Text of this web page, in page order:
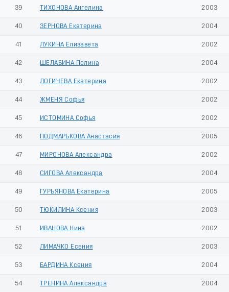
39 ТИХОНОВА Ангелина 2003
40 ЗЕРНОВА Екатерина 2004
41 ЛУКИНА Елизавета 2002
42 ШЕЛАБИНА Полина 2004
43 ЛОГИЧЕВА Екатерина 2002
44 ЖМЕНЯ Софья 2002
45 ИСТОМИНА Софья 2002
46 ПОДМАРЬКОВА Анастасия 2005
47 МИРОНОВА Александра 2002
48 СИГОВА Александра 2004
49 ГУРЬЯНОВА Екатерина 2005
50 ТЮКИЛИНА Ксения 2003
51 ИВАНОВА Нина 2002
52 ЛИМАЧКО Есения 2003
53 БАРДИНА Ксения 2004
54 ТРЕНИНА Александра 2004